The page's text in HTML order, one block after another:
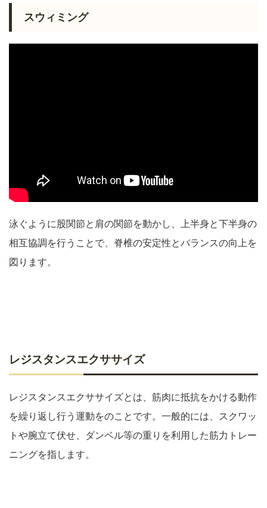
スウィミング
泳ぐように股関節と肩の関節を動かし、上半身と下半身の
相互協調を行うことで、脊椎の安定性とバランスの向上を
図ります。
レジスタンスエクササイズ
レジスタンスエクササイズとは、筋肉に抵抗をかける動作
を繰り返し行う運動をのことです。一般的には、スクワッ
トや腕立て伏せ、ダンベル等の重りを利用した筋力トレー
ニングを指します。